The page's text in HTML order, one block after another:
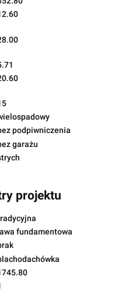
podpiwniczenia
garażu
projektu
fundamentowa